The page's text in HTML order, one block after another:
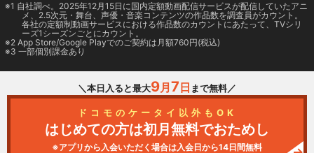
1 自社調べ。2025年12月15日に国内定額動画配信サービスが配信していたアニ
メ、2.5次元・舞台、声優・音楽コンテンツの作品数を調査員がカウント。
各社の定額制動画サービスにおける作品数のカウントにあたって、TVシリ
ーズ1シーズンごとにカウント。
2 App Store/Google Playでのご契約は月額760円(税込)
3 一部個別課金あり
＼本日入ると最大9月 7 日 まで無料／
ドコモのケータイ以外もOK
はじめての方は初月無料でおためし
※アプリから入会いただく場合は入会日から14日間無料